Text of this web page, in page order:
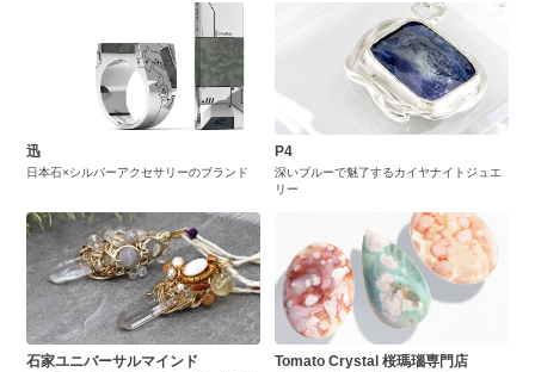
迅
日本石×シルバーアクセサリーのブランド
P4
深いブルーで魅了するカイヤナイトジュエ
リー
石家ユニバーサルマインド Tomato Crystal 桜瑪瑙専門店